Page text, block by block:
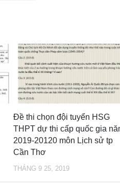
Đề thi chọn đội tuyển HSG
THPT dự thi cấp quốc gia
2019-20120 môn Lịch sử tp
Cần Thơ
THÁNG 9 25, 2019